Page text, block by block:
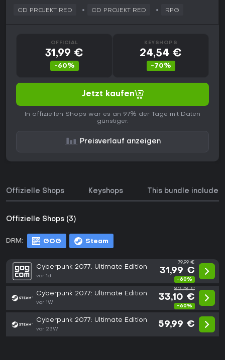
CD PROJEKT RED CD PROJEKT RED RPG
OFFICIAL
31,99 €
-60%
KEYSHOPS
24,54 €
-70%
Jetzt kaufen
In offiziellen Shops war es an 97% der Tage mit Daten
günstiger.
Preisverlauf anzeigen
Offizielle Shops Keyshops This bundle includes
Offizielle Shops (3)
DRM: GOG Steam
Cyberpunk 2077: Ultimate Edition
vor 1d
79,99 €
31,99 €
-60%
Cyberpunk 2077: Ultimate Edition
vor 1W
82,78 €
33,10 €
-60%
Cyberpunk 2077: Ultimate Edition
vor 23W
59,99 €